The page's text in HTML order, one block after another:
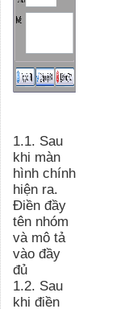
1.1. Sau
khi màn
hình chính
hiện ra.
Điền đầy
tên nhóm
và mô tả
vào đầy
đủ
1.2. Sau
khi điền